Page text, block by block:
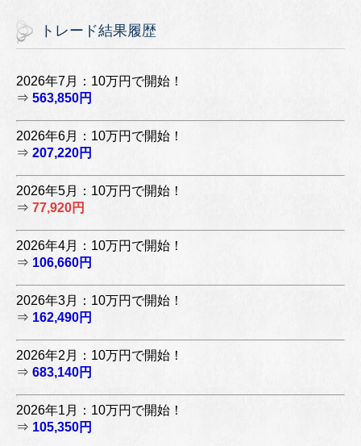
トレード結果履歴
2026年7月：10万円で開始！
⇒ 563,850円
2026年6月：10万円で開始！
⇒ 207,220円
2026年5月：10万円で開始！
⇒ 77,920円
2026年4月：10万円で開始！
⇒ 106,660円
2026年3月：10万円で開始！
⇒ 162,490円
2026年2月：10万円で開始！
⇒ 683,140円
2026年1月：10万円で開始！
⇒ 105,350円